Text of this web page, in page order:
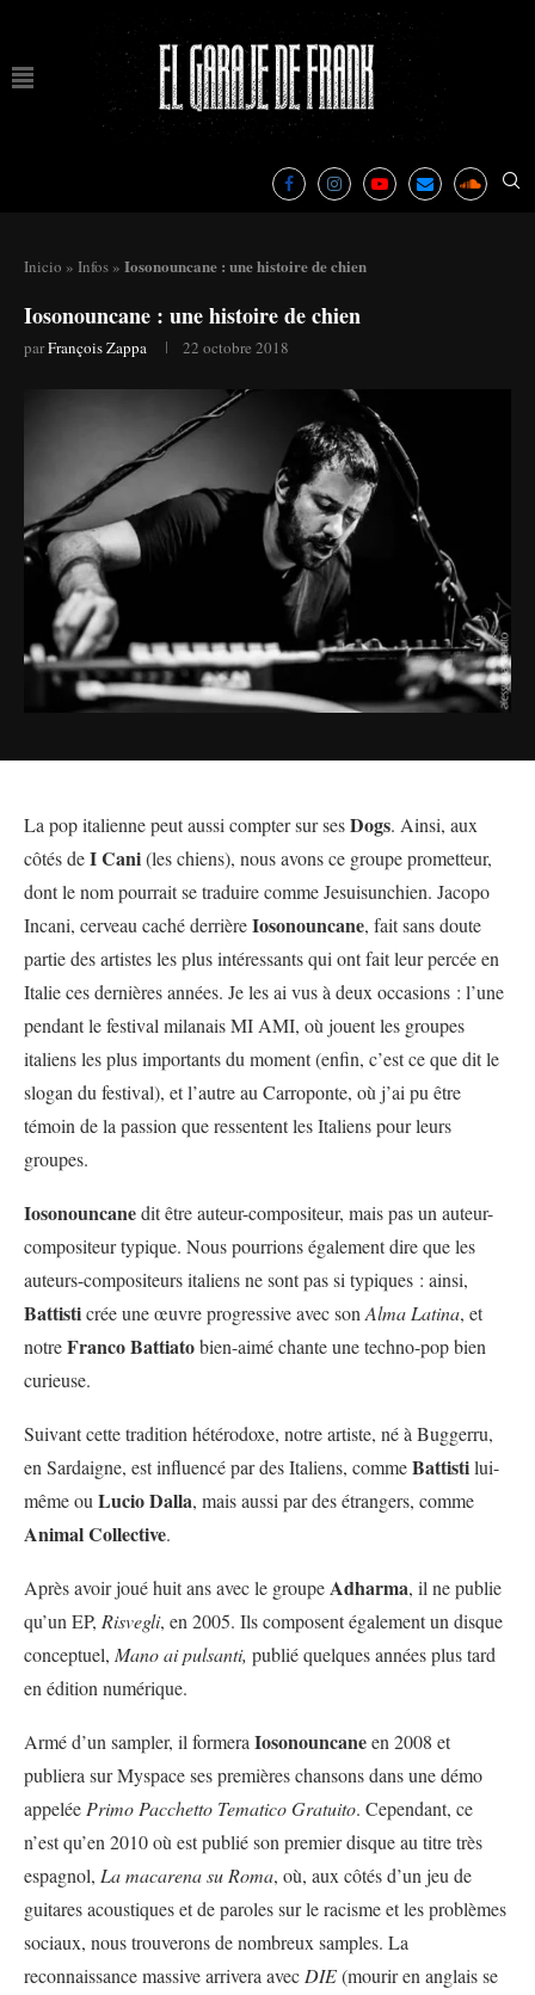
Inicio » Infos » Iosonouncane : une histoire de chien
Iosonouncane : une histoire de chien
parFrançois Zappa 22 octobre 2018
La pop italienne peut aussi compter sur sesDogs. Ainsi, aux
côtés deI Cani(les chiens), nous avons ce groupe prometteur,
dont le nom pourrait se traduire comme Jesuisunchien. Jacopo
Incani, cerveau caché derrièreIosonouncane, fait sans doute
partie des artistes les plus intéressants qui ont fait leur percée en
Italie ces dernières années. Je les ai vus à deux occasions : l’une
pendant le festival milanais MI AMI, où jouent les groupes
italiens les plus importants du moment (enfin, c’est ce que dit le
slogan du festival), et l’autre au Carroponte, où j’ai pu être
témoin de la passion que ressentent les Italiens pour leurs
groupes.
Iosonouncanedit être auteur-compositeur, mais pas un auteur-
compositeur typique. Nous pourrions également dire que les
auteurs-compositeurs italiens ne sont pas si typiques : ainsi,
Battisticrée une œuvre progressive avec sonAlma Latina, et
notreFranco Battiatobien-aimé chante une techno-pop bien
curieuse.
Suivant cette tradition hétérodoxe, notre artiste, né à Buggerru,
en Sardaigne, est influencé par des Italiens, commeBattistilui-
même ouLucio Dalla, mais aussi par des étrangers, comme
Animal Collective.
Après avoir joué huit ans avec le groupeAdharma, il ne publie
qu’un EP, Risvegli, en 2005. Ils composent également un disque
conceptuel, Mano ai pulsanti, publié quelques années plus tard
en édition numérique.
Armé d’un sampler, il formeraIosonouncaneen 2008 et
publiera sur Myspace ses premières chansons dans une démo
appeléePrimo Pacchetto Tematico Gratuito. Cependant, ce
n’est qu’en 2010 où est publié son premier disque au titre très
espagnol, La macarena su Roma, où, aux côtés d’un jeu de
guitares acoustiques et de paroles sur le racisme et les problèmes
sociaux, nous trouverons de nombreux samples. La
reconnaissance massive arrivera avecDIE(mourir en anglais se